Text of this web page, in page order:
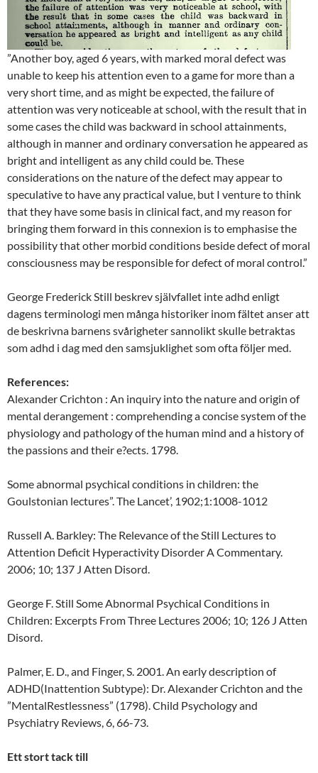
”Another boy, aged 6 years, with marked moral defect was
unable to keep his attention even to a game for more than a
very short time, and as might be expected, the failure of
attention was very noticeable at school, with the result that in
some cases the child was backward in school attainments,
although in manner and ordinary conversation he appeared as
bright and intelligent as any child could be. These
considerations on the nature of the defect may appear to
speculative to have any practical value, but I venture to think
that they have some basis in clinical fact, and my reason for
bringing them forward in this connexion is to emphasise the
possibility that other morbid conditions beside defect of moral
consciousness may be responsible for defect of moral control.”
George Frederick Still beskrev självfallet inte adhd enligt
dagens terminologi men många historiker inom fältet anser att
de beskrivna barnens svårigheter sannolikt skulle betraktas
som adhd i dag med den samsjuklighet som ofta följer med.
References:
Alexander Crichton : An inquiry into the nature and origin of
mental derangement : comprehending a concise system of the
physiology and pathology of the human mind and a history of
the passions and their e?ects. 1798.
Some abnormal psychical conditions in children: the
Goulstonian lectures”. The Lancet’, 1902;1:1008-1012
Russell A. Barkley: The Relevance of the Still Lectures to
Attention Deficit Hyperactivity Disorder A Commentary.
2006; 10; 137 J Atten Disord.
George F. Still Some Abnormal Psychical Conditions in
Children: Excerpts From Three Lectures 2006; 10; 126 J Atten
Disord.
Palmer, E. D., and Finger, S. 2001. An early description of
ADHD(Inattention Subtype): Dr. Alexander Crichton and the
”MentalRestlessness” (1798). Child Psychology and
Psychiatry Reviews, 6, 66-73.
Ett stort tack till